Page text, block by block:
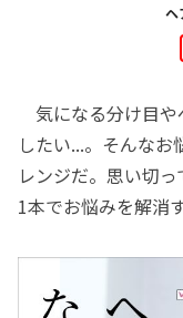
ヘ
気になる分け目や
したい...。そんな
レンジだ。思い切
1本でお悩みを解消